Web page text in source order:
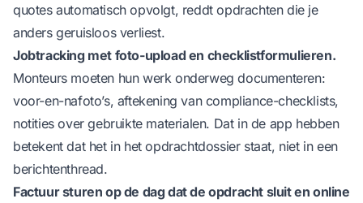
quotes automatisch opvolgt, reddt opdrachten die je
anders geruisloos verliest.
Jobtracking met foto-upload en checklistformulieren.
Monteurs moeten hun werk onderweg documenteren:
voor-en-nafoto’s, aftekening van compliance-checklists,
notities over gebruikte materialen. Dat in de app hebben
betekent dat het in het opdrachtdossier staat, niet in een
berichtenthread.
Factuur sturen op de dag dat de opdracht sluit en online